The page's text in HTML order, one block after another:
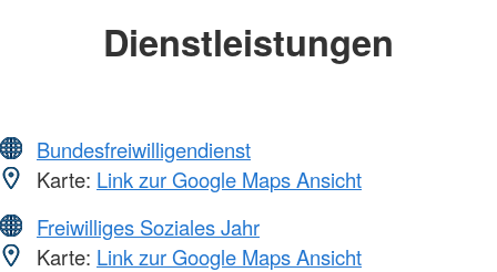
Dienstleistungen
Bundesfreiwilligendienst
Karte: Link zur Google Maps Ansicht
Freiwilliges Soziales Jahr
Karte: Link zur Google Maps Ansicht